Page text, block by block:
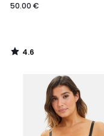
50.00 €
4.6
/